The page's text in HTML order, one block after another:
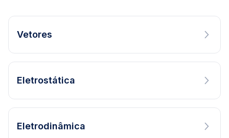
Vetores
Eletrostática
Eletrodinâmica